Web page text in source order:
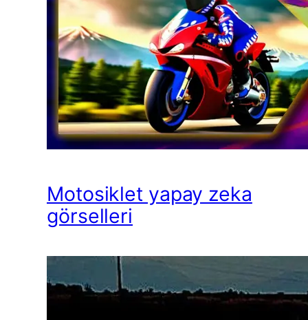
Motosiklet yapay zeka
görselleri